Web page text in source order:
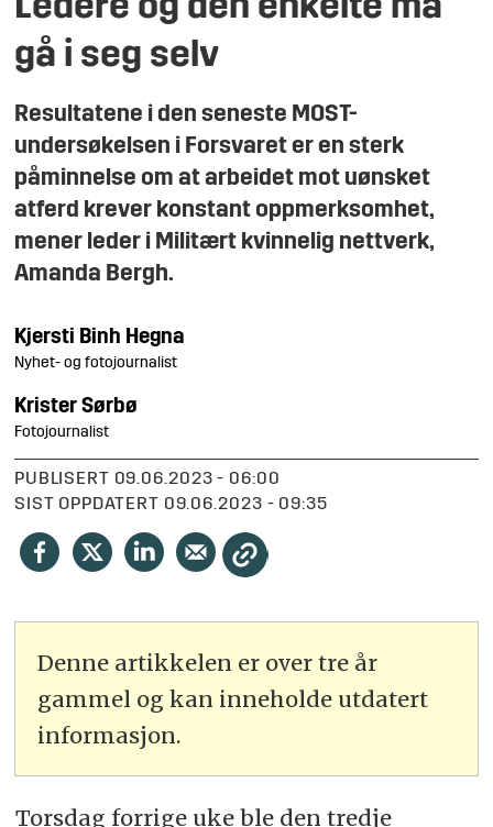
Ledere og den enkelte må
gå i seg selv
Resultatene i den seneste MOST-
undersøkelsen i Forsvaret er en sterk
påminnelse om at arbeidet mot uønsket
atferd krever konstant oppmerksomhet,
mener leder i Militært kvinnelig nettverk,
Amanda Bergh.
Kjersti Binh Hegna
Nyhet- og fotojournalist
Krister Sørbø
Fotojournalist
PUBLISERT
09.06.2023 - 06:00
SIST OPPDATERT
09.06.2023 - 09:35
Denne artikkelen er over tre år
gammel og kan inneholde utdatert
informasjon.
Torsdag forrige uke ble den tredje